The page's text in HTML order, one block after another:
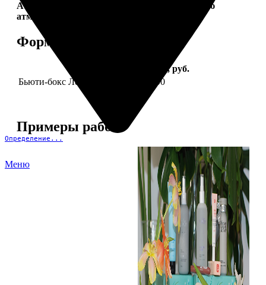
Определение...
Меню
Aura Project by
— создай свою
атмосферу!
Форматы и цены
Услуга
Цена, руб.
Бьюти-бокс Леди Mail "Весна"
2590
Примеры работ